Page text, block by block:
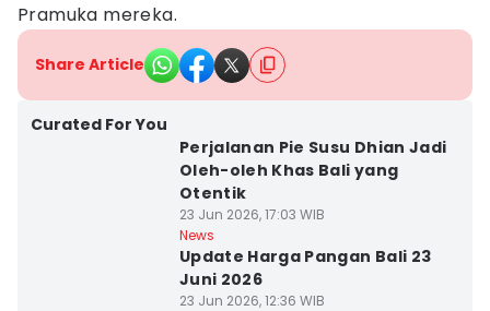
Pramuka mereka.
Share Article
Curated For You
Perjalanan Pie Susu Dhian Jadi
Oleh-oleh Khas Bali yang
Otentik
23 Jun 2026, 17:03 WIB
News
Update Harga Pangan Bali 23
Juni 2026
23 Jun 2026, 12:36 WIB